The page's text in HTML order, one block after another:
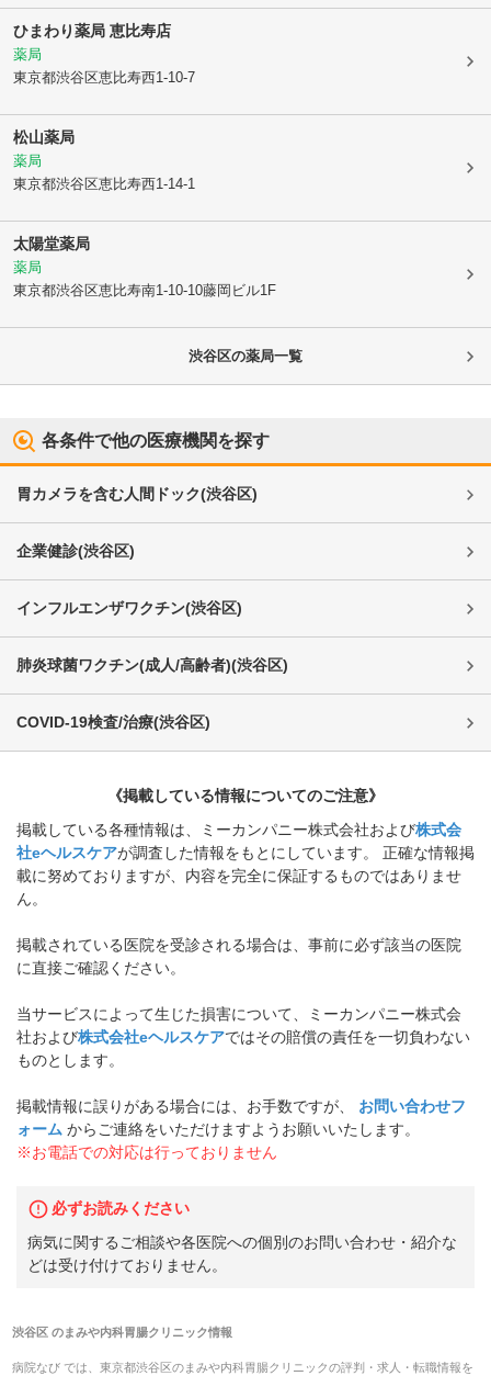
ひまわり薬局 恵比寿店
薬局
東京都渋谷区恵比寿西1-10-7
松山薬局
薬局
東京都渋谷区恵比寿西1-14-1
太陽堂薬局
薬局
東京都渋谷区恵比寿南1-10-10藤岡ビル1F
渋谷区の薬局一覧
各条件で他の医療機関を探す
胃カメラを含む人間ドック(渋谷区)
企業健診(渋谷区)
インフルエンザワクチン(渋谷区)
肺炎球菌ワクチン(成人/高齢者)(渋谷区)
COVID-19検査/治療(渋谷区)
《掲載している情報についてのご注意》
掲載している各種情報は、ミーカンパニー株式会社および株式会
社eヘルスケアが調査した情報をもとにしています。 正確な情報掲
載に努めておりますが、内容を完全に保証するものではありませ
ん。
掲載されている医院を受診される場合は、事前に必ず該当の医院
に直接ご確認ください。
当サービスによって生じた損害について、ミーカンパニー株式会
社および株式会社eヘルスケアではその賠償の責任を一切負わない
ものとします。
掲載情報に誤りがある場合には、お手数ですが、
お問い合わせフ
ォーム からご連絡をいただけますようお願いいたします。
※お電話での対応は行っておりません
必ずお読みください
病気に関するご相談や各医院への個別のお問い合わせ・紹介な
どは受け付けておりません。
渋谷区のまみや内科胃腸クリニック情報
病院なび では、 東京都渋谷区のまみや内科胃腸クリニックの評判・求人・転職情報を